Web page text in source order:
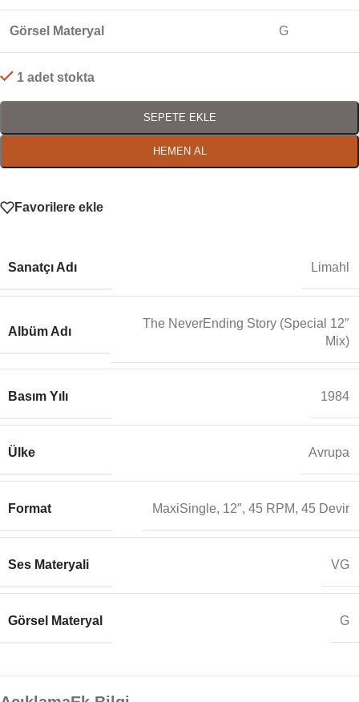
Görsel Materyal G
1 adet stokta
SEPETE EKLE
HEMEN AL
Favorilere ekle
Sanatçı Adı Limahl
Albüm Adı
The NeverEnding Story (Special 12″
Mix)
Basım Yılı 1984
Ülke Avrupa
Format MaxiSingle, 12″, 45 RPM, 45 Devir
Ses Materyali VG
Görsel Materyal G